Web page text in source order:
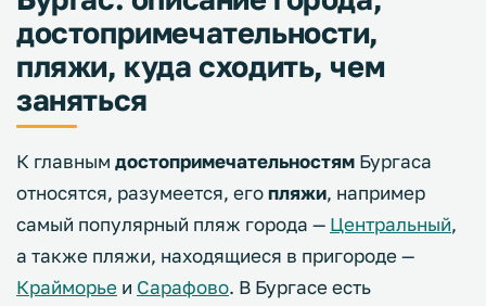
достопримечательности,
пляжи, куда сходить, чем
заняться
К главным достопримечательностям Бургаса
относятся, разумеется, егопляжи, например
самый популярный пляж города — Центральный,
а также пляжи, находящиеся в пригороде —
Крайморье и Сарафово. В Бургасе есть